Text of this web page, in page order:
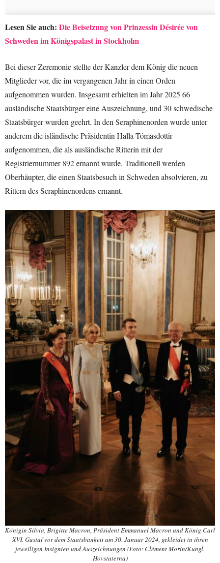
Lesen Sie auch: Die Beisetzung von Prinzessin Désirée von
Schweden im Königspalast in Stockholm
Bei dieser Zeremonie stellte der Kanzler dem König die neuen
Mitglieder vor, die im vergangenen Jahr in einen Orden
aufgenommen wurden. Insgesamt erhielten im Jahr 2025 66
ausländische Staatsbürger eine Auszeichnung, und 30 schwedische
Staatsbürger wurden geehrt. In den Seraphinenorden wurde unter
anderem die isländische Präsidentin Halla Tómasdottir
aufgenommen, die als ausländische Ritterin mit der
Registriernummer 892 ernannt wurde. Traditionell werden
Oberhäupter, die einen Staatsbesuch in Schweden absolvieren, zu
Rittern des Seraphinenordens ernannt.
Königin Silvia, Brigitte Macron, Präsident Emmanuel Macron und König Carl
XVI. Gustaf vor dem Staatsbankett am 30. Januar 2024, gekleidet in ihren
jeweiligen Insignien und Auszeichnungen (Foto: Clément Morin/Kungl.
Hovstaterna)